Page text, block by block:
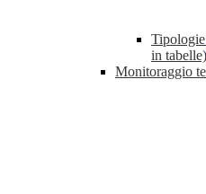
in tabelle)
Monitoraggio